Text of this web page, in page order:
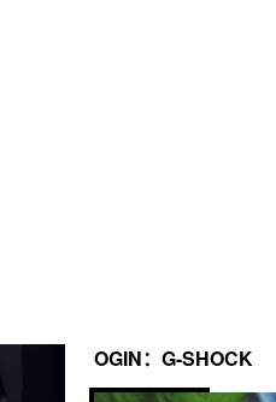
OGIN：G-SHOCK